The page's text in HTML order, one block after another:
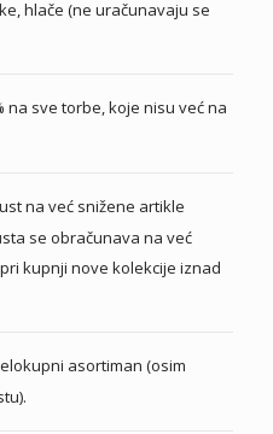
hlače (ne uračunavaju se
na sve torbe, koje nisu već na
na već snižene artikle
se obračunava na već
kupnji nove kolekcije iznad
asortiman (osim